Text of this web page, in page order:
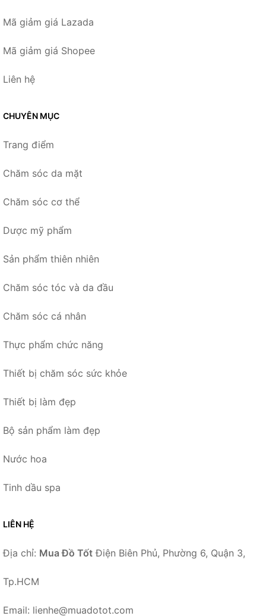
Mã giảm giá Lazada
Mã giảm giá Shopee
Liên hệ
CHUYÊN MỤC
Trang điểm
Chăm sóc da mặt
Chăm sóc cơ thể
Dược mỹ phẩm
Sản phẩm thiên nhiên
Chăm sóc tóc và da đầu
Chăm sóc cá nhân
Thực phẩm chức năng
Thiết bị chăm sóc sức khỏe
Thiết bị làm đẹp
Bộ sản phẩm làm đẹp
Nước hoa
Tinh dầu spa
LIÊN HỆ
Địa chỉ: Mua Đồ Tốt Điện Biên Phủ, Phường 6, Quận 3,
Tp.HCM
Email: lienhe@muadotot.com